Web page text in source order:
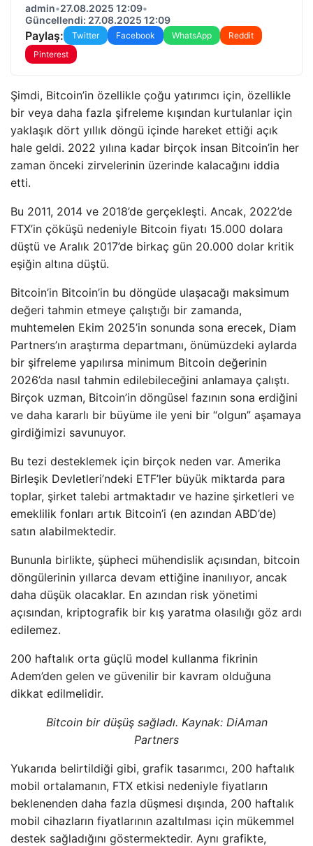
admin•27.08.2025 12:09•
Güncellendi: 27.08.2025 12:09
Paylaş: Twitter Facebook WhatsApp
Reddit
Pinterest
Şimdi, Bitcoin’in özellikle çoğu yatırımcı için, özellikle
bir veya daha fazla şifreleme kışından kurtulanlar için
yaklaşık dört yıllık döngü içinde hareket ettiği açık
hale geldi. 2022 yılına kadar birçok insan Bitcoin’in her
zaman önceki zirvelerinin üzerinde kalacağını iddia
etti.
Bu 2011, 2014 ve 2018’de gerçekleşti. Ancak, 2022’de
FTX’in çöküşü nedeniyle Bitcoin fiyatı 15.000 dolara
düştü ve Aralık 2017’de birkaç gün 20.000 dolar kritik
eşiğin altına düştü.
Bitcoin’in Bitcoin’in bu döngüde ulaşacağı maksimum
değeri tahmin etmeye çalıştığı bir zamanda,
muhtemelen Ekim 2025’in sonunda sona erecek, Diam
Partners’ın araştırma departmanı, önümüzdeki aylarda
bir şifreleme yapılırsa minimum Bitcoin değerinin
2026’da nasıl tahmin edilebileceğini anlamaya çalıştı.
Birçok uzman, Bitcoin’in döngüsel fazının sona erdiğini
ve daha kararlı bir büyüme ile yeni bir “olgun” aşamaya
girdiğimizi savunuyor.
Bu tezi desteklemek için birçok neden var. Amerika
Birleşik Devletleri’ndeki ETF’ler büyük miktarda para
toplar, şirket talebi artmaktadır ve hazine şirketleri ve
emeklilik fonları artık Bitcoin’i (en azından ABD’de)
satın alabilmektedir.
Bununla birlikte, şüpheci mühendislik açısından, bitcoin
döngülerinin yıllarca devam ettiğine inanılıyor, ancak
daha düşük olacaklar. En azından risk yönetimi
açısından, kriptografik bir kış yaratma olasılığı göz ardı
edilemez.
200 haftalık orta güçlü model kullanma fikrinin
Adem’den gelen ve güvenilir bir kavram olduğuna
dikkat edilmelidir.
Bitcoin bir düşüş sağladı. Kaynak: DiAman
Partners
Yukarıda belirtildiği gibi, grafik tasarımcı, 200 haftalık
mobil ortalamanın, FTX etkisi nedeniyle fiyatların
beklenenden daha fazla düşmesi dışında, 200 haftalık
mobil cihazların fiyatlarının azaltılması için mükemmel
destek sağladığını göstermektedir. Aynı grafikte,